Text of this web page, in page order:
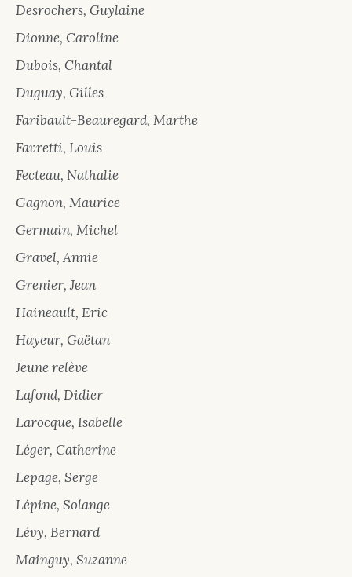
Desrochers, Guylaine
Dionne, Caroline
Dubois, Chantal
Duguay, Gilles
Faribault-Beauregard, Marthe
Favretti, Louis
Fecteau, Nathalie
Gagnon, Maurice
Germain, Michel
Gravel, Annie
Grenier, Jean
Haineault, Eric
Hayeur, Gaëtan
Jeune relève
Lafond, Didier
Larocque, Isabelle
Léger, Catherine
Lepage, Serge
Lépine, Solange
Lévy, Bernard
Mainguy, Suzanne